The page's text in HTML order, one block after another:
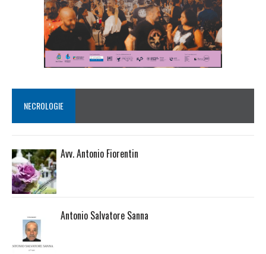
NECROLOGIE
Avv. Antonio Fiorentin
Antonio Salvatore Sanna